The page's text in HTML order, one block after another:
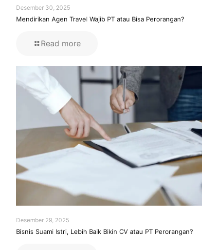
Desember 30, 2025
Mendirikan Agen Travel Wajib PT atau Bisa Perorangan?
Read more
Desember 29, 2025
Bisnis Suami Istri, Lebih Baik Bikin CV atau PT Perorangan?